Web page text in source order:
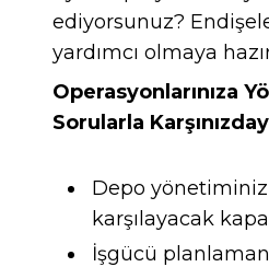
ediyorsunuz?
yardımcı olmaya
Operasyonlarınıza
Sorularla
Depo
karşılayacak
İşgücü